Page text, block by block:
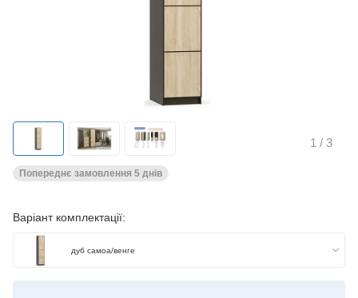
1 / 3
Попереднє замовлення 5 днів
Варіант комплектації:
дуб самоа/венге